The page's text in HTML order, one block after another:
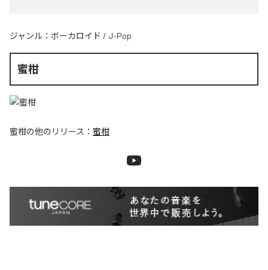
ジャンル： ボーカロイド / J-Pop
蜜柑
蜜柑の他のリリース： 蜜柑